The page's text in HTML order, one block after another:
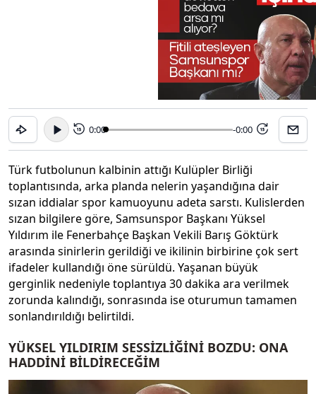
15 0:00 -0:00 15
Türk futbolunun kalbinin attığı Kulüpler Birliği
toplantısında, arka planda nelerin yaşandığına dair
sızan iddialar spor kamuoyunu adeta sarstı. Kulislerden
sızan bilgilere göre, Samsunspor Başkanı Yüksel
Yıldırım ile Fenerbahçe Başkan Vekili Barış Göktürk
arasında sinirlerin gerildiği ve ikilinin birbirine çok sert
ifadeler kullandığı öne sürüldü. Yaşanan büyük
gerginlik nedeniyle toplantıya 30 dakika ara verilmek
zorunda kalındığı, sonrasında ise oturumun tamamen
sonlandırıldığı belirtildi.
YÜKSEL YILDIRIM SESSİZLİĞİNİ BOZDU: ONA
HADDİNİ BİLDİRECEĞİM